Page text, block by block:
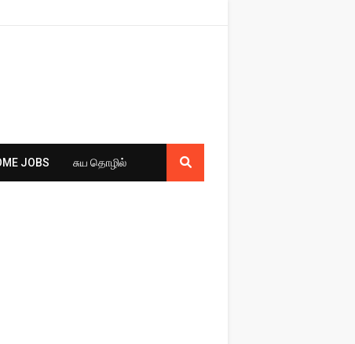
JOBS சுய​ தொழில்